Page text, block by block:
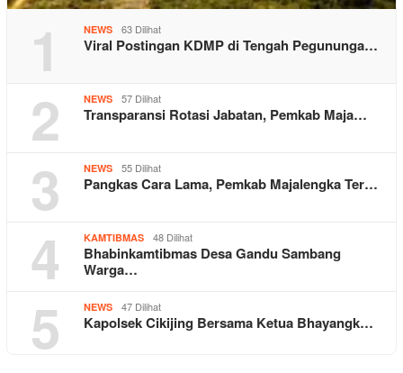
1 NEWS 63 Dilihat
Viral Postingan KDMP di Tengah Pegununga…
2 NEWS 57 Dilihat
Transparansi Rotasi Jabatan, Pemkab Maja…
3 NEWS 55 Dilihat
Pangkas Cara Lama, Pemkab Majalengka Ter…
4 KAMTIBMAS 48 Dilihat
Bhabinkamtibmas Desa Gandu Sambang
Warga…
5 NEWS 47 Dilihat
Kapolsek Cikijing Bersama Ketua Bhayangk…